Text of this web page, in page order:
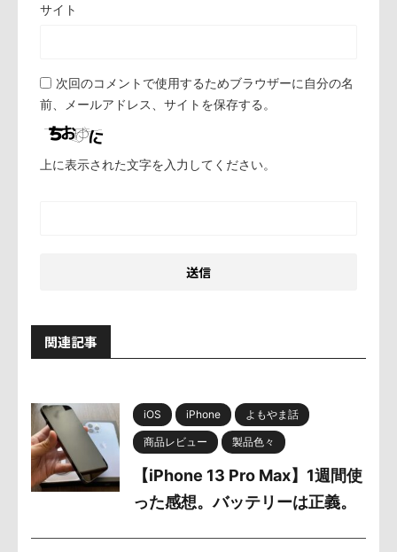
サイト
次回のコメントで使用するためブラウザーに自分の名
前、メールアドレス、サイトを保存する。
上に表示された文字を入力してください。
関連記事
iOS iPhone よもやま話
商品レビュー 製品色々
【iPhone 13 Pro Max】1週間使
った感想。バッテリーは正義。